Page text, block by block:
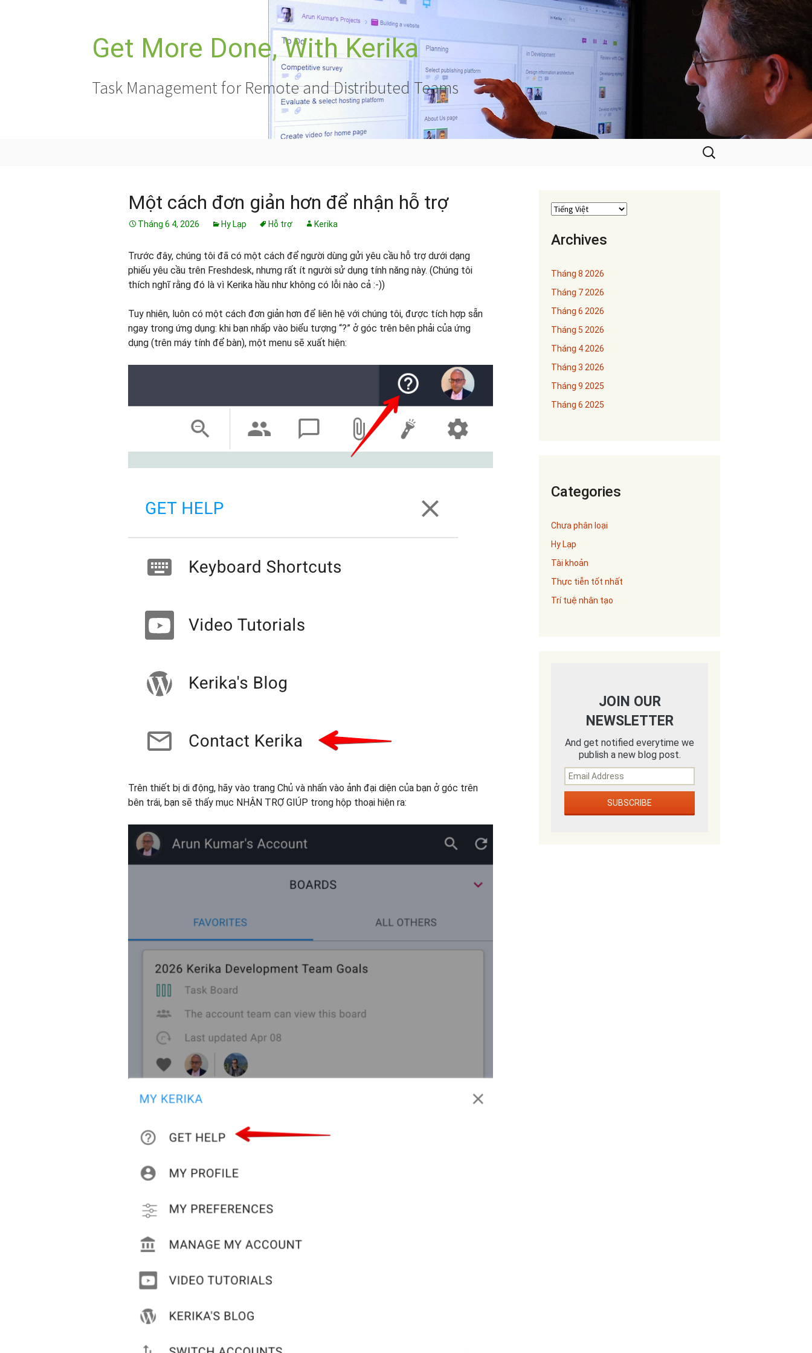
Get More Done, With Kerika
Task Management for Remote and Distributed Teams
Tìm
kiếm
Một cách đơn giản hơn để nhận hỗ trợ
Tháng 6 4, 2026 Hy Lạp Hỗ trợ Kerika
Trước đây, chúng tôi đã có một cách để người dùng gửi yêu cầu hỗ trợ dưới dạng
phiếu yêu cầu trên Freshdesk, nhưng rất ít người sử dụng tính năng này. (Chúng tôi
thích nghĩ rằng đó là vì Kerika hầu như không có lỗi nào cả :-))
Tuy nhiên, luôn có một cách đơn giản hơn để liên hệ với chúng tôi, được tích hợp sẵn
ngay trong ứng dụng: khi bạn nhấp vào biểu tượng “?” ở góc trên bên phải của ứng
dụng (trên máy tính để bàn), một menu sẽ xuất hiện:
Trên thiết bị di động, hãy vào trang Chủ và nhấn vào ảnh đại diện của bạn ở góc trên
bên trái, bạn sẽ thấy mục NHẬN TRỢ GIÚP trong hộp thoại hiện ra:
Archives
Tháng 8 2026
Tháng 7 2026
Tháng 6 2026
Tháng 5 2026
Tháng 4 2026
Tháng 3 2026
Tháng 9 2025
Tháng 6 2025
Categories
Chưa phân loại
Hy Lạp
Tài khoản
Thực tiễn tốt nhất
Trí tuệ nhân tạo
JOIN OUR
NEWSLETTER
And get notified everytime we
publish a new blog post.